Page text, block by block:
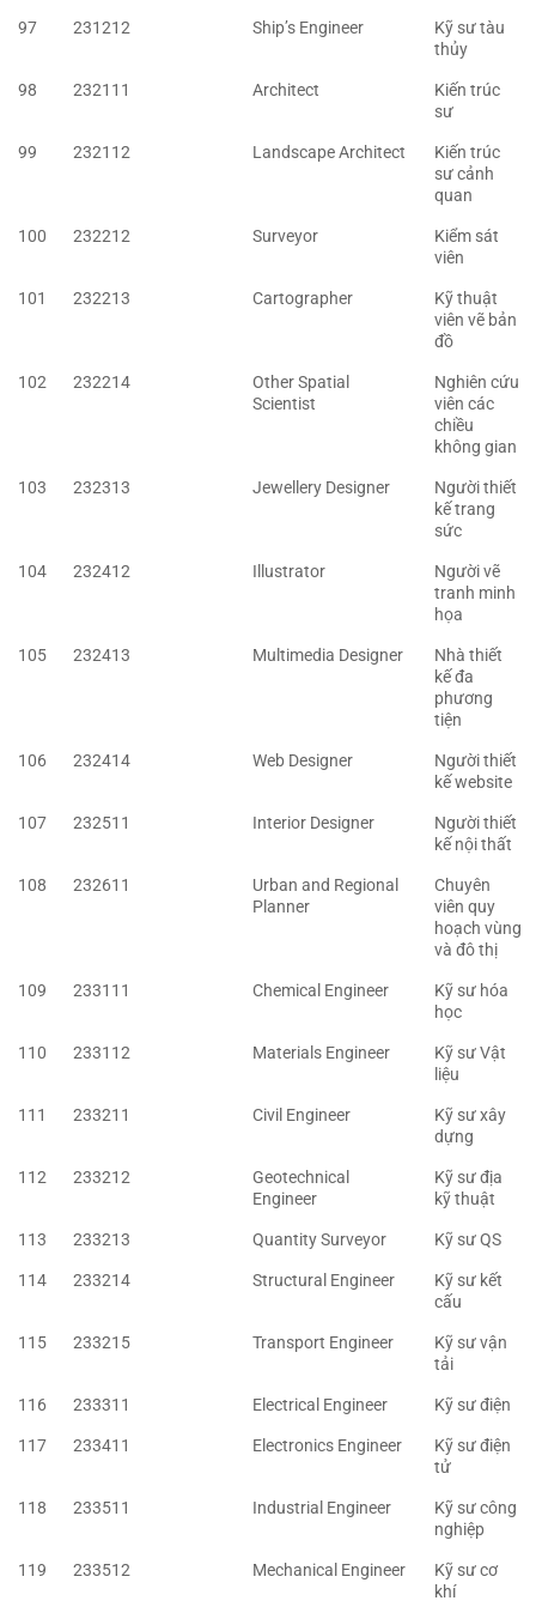
97
231212 Ship’s Engineer
Kỹ sư tàu
thủy
98
232111 Architect
Kiến trúc
sư
99
232112 Landscape Architect
Kiến trúc
sư cảnh
quan
100
232212 Surveyor
Kiểm sát
viên
101
232213 Cartographer
Kỹ thuật
viên vẽ bản
đồ
102
232214
Other Spatial
Scientist
Nghiên cứu
viên các
chiều
không gian
103
232313 Jewellery Designer
Người thiết
kế trang
sức
104
232412 Illustrator
Người vẽ
tranh minh
họa
105
232413 Multimedia Designer
Nhà thiết
kế đa
phương
tiện
106
232414 Web Designer
Người thiết
kế website
107
232511 Interior Designer
Người thiết
kế nội thất
108
232611
Urban and Regional
Planner
Chuyên
viên quy
hoạch vùng
và đô thị
109
233111 Chemical Engineer
Kỹ sư hóa
học
110
233112 Materials Engineer
Kỹ sư Vật
liệu
111
233211 Civil Engineer
Kỹ sư xây
dựng
112
233212
Geotechnical
Engineer
Kỹ sư địa
kỹ thuật
113
233213 Quantity Surveyor
Kỹ sư QS
114
233214 Structural Engineer
Kỹ sư kết
cấu
115
233215 Transport Engineer
Kỹ sư vận
tải
116
233311 Electrical Engineer
Kỹ sư điện
117
233411 Electronics Engineer
Kỹ sư điện
tử
118
233511 Industrial Engineer
Kỹ sư công
nghiệp
119
233512 Mechanical Engineer
Kỹ sư cơ
khí